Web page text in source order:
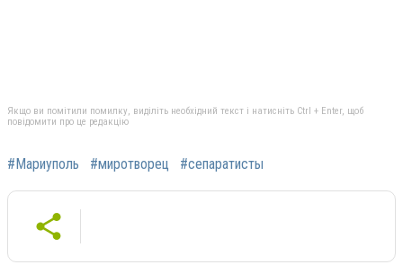
Якщо ви помітили помилку, виділіть необхідний текст і натисніть Ctrl + Enter, щоб
повідомити про це редакцію
#Мариуполь #миротворец #сепаратисты